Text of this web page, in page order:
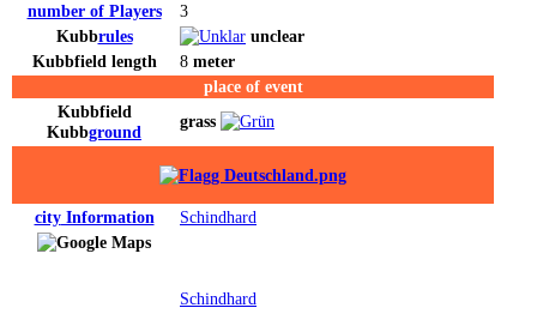
number of Players
3
Kubbrules
unclear
Kubbfield length 8 meter
place of event
Kubbfield
Kubbground
grass
cityInformation Schindhard
Schindhard